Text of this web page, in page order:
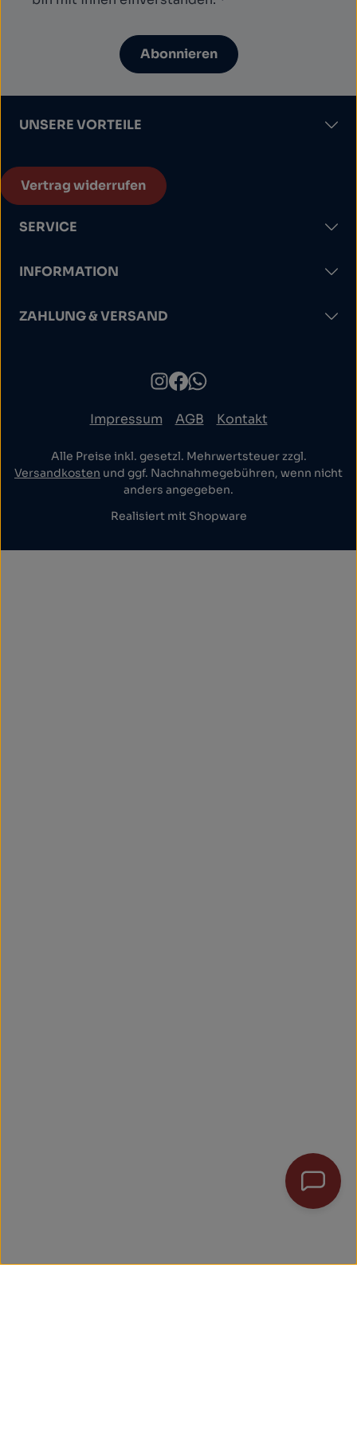
Abonnieren
UNSERE VORTEILE
Vertrag widerrufen
SERVICE
INFORMATION
ZAHLUNG & VERSAND
Impressum AGB Kontakt
Alle Preise inkl. gesetzl. Mehrwertsteuer zzgl.
Versandkosten und ggf. Nachnahmegebühren, wenn nicht
anders angegeben.
Realisiert mit Shopware